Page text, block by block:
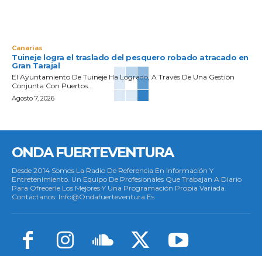
Canarias
Tuineje logra el traslado del pesquero robado atracado en
Gran Tarajal
El Ayuntamiento De Tuineje Ha Logrado, A Través De Una Gestión
Conjunta Con Puertos...
Agosto 7, 2026
ONDA FUERTEVENTURA
Desde 2014 Somos La Radio De Referencia En Información Y
Entretenimiento. Un Equipo De Profesionales Que Trabajan A Diario
Para Ofrecerle Los Mejores Y Una Programación Propia Variada.
Contáctanos: Info@ondafuerteventura.es